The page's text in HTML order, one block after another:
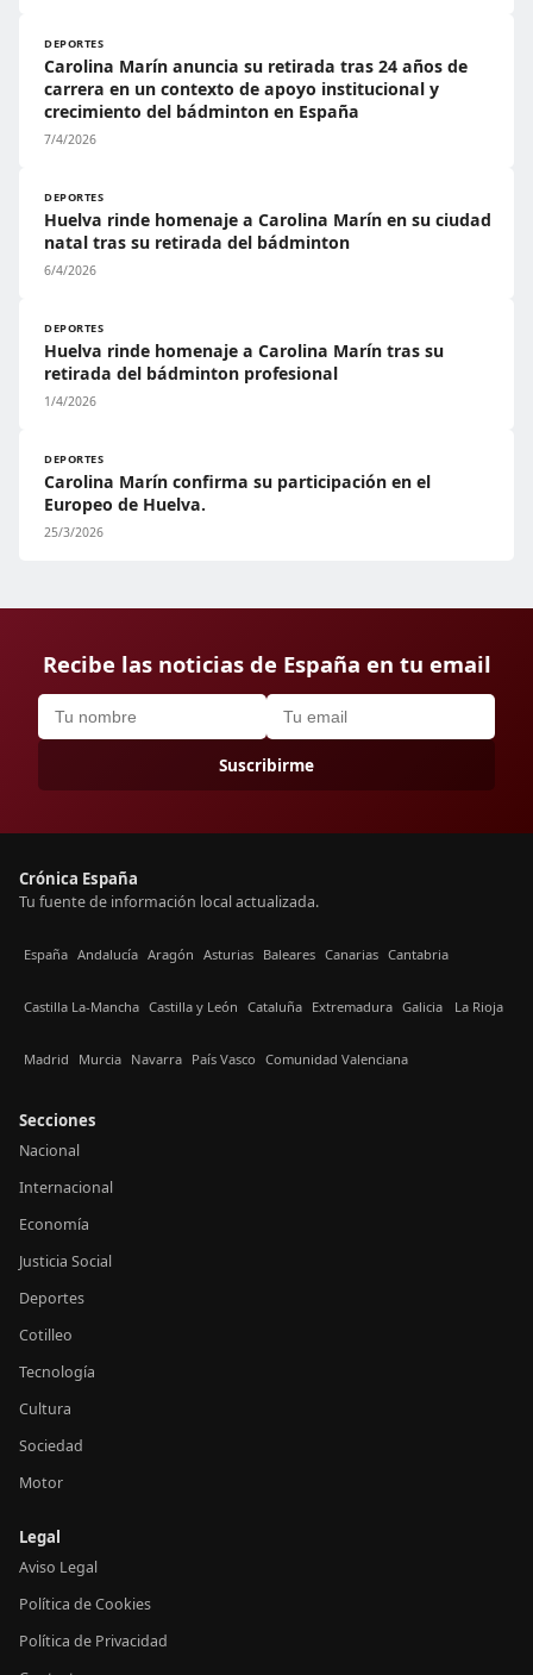
DEPORTES
Carolina Marín anuncia su retirada tras 24 años de
carrera en un contexto de apoyo institucional y
crecimiento del bádminton en España
7/4/2026
DEPORTES
Huelva rinde homenaje a Carolina Marín en su ciudad
natal tras su retirada del bádminton
6/4/2026
DEPORTES
Huelva rinde homenaje a Carolina Marín tras su
retirada del bádminton profesional
1/4/2026
DEPORTES
Carolina Marín confirma su participación en el
Europeo de Huelva.
25/3/2026
Recibe las noticias de España en tu email
Suscribirme
Crónica España
Tu fuente de información local actualizada.
España Andalucía Aragón Asturias Baleares Canarias Cantabria
Castilla La-Mancha Castilla y León Cataluña Extremadura Galicia La Rioja
Madrid Murcia Navarra País Vasco Comunidad Valenciana
Secciones
Nacional
Internacional
Economía
Justicia Social
Deportes
Cotilleo
Tecnología
Cultura
Sociedad
Motor
Legal
Aviso Legal
Política de Cookies
Política de Privacidad